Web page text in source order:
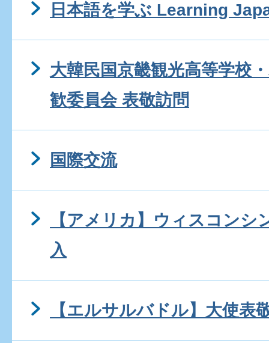
日本語を学ぶ Learning
大韓民国京畿観光高等学校
歓委員会 表敬訪問
国際交流
【アメリカ】ウィスコンシ
入
【エルサルバドル】大使表